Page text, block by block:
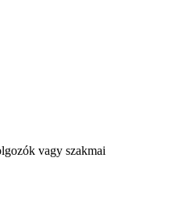
vagy szakmai